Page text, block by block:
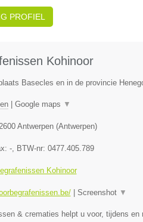
PROFIEL
Kohinoor
Basecles en in de provincie
| Google maps ▼
Antwerpen(Antwerpen)
-, BTW-nr: 0477.405.789
Kohinoor
| Screenshot ▼
& crematies helpt u voor, tijdens en